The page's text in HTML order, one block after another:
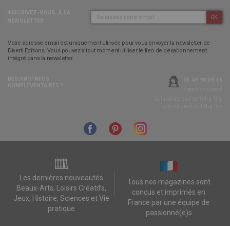
OK
Votre adresse email est uniquement utilisée pour vous envoyer la newsletter de
Diverti Editions. Vous pouvez à tout moment utiliser le lien de désabonnement
intégré dans la newsletter.
Les dernières nouveautés
Beaux-Arts, Loisirs Créatifs,
Jeux, Histoire, Sciences et Vie
pratique
Tous nos magazines sont
conçus et imprimés en
France par une équipe de
passionné(e)s